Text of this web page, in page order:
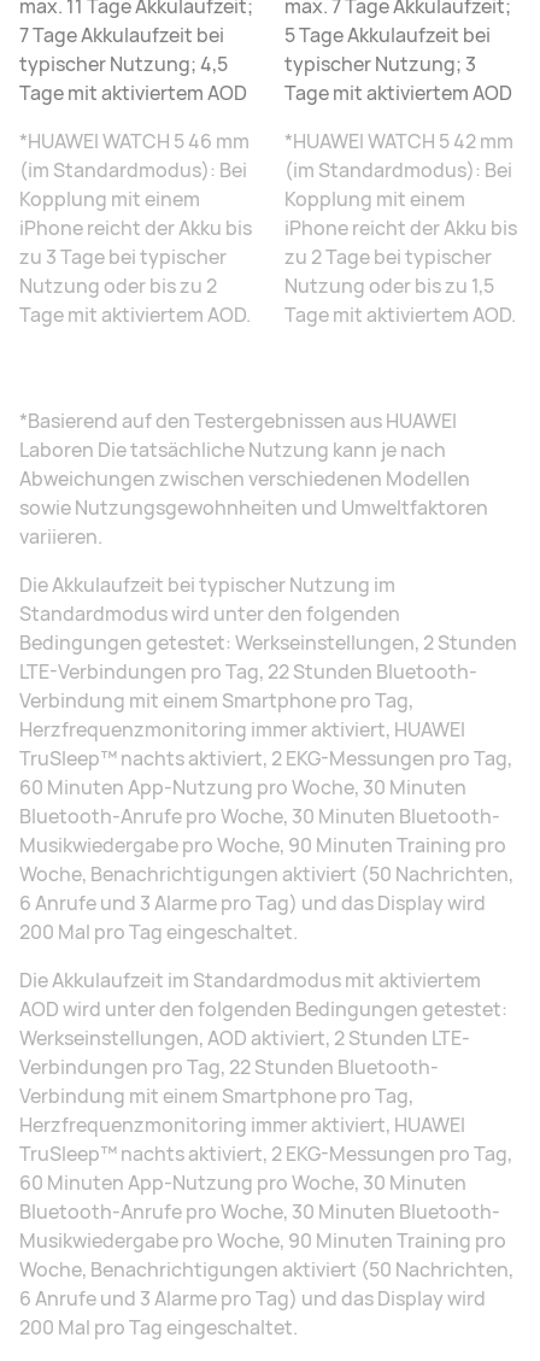
max. 11 Tage Akkulaufzeit;
7 Tage Akkulaufzeit bei
typischer Nutzung; 4,5
Tage mit aktiviertem AOD
*HUAWEI WATCH 5 46 mm
(im Standardmodus): Bei
Kopplung mit einem
iPhone reicht der Akku bis
zu 3 Tage bei typischer
Nutzung oder bis zu 2
Tage mit aktiviertem AOD.
max. 7 Tage Akkulaufzeit;
5 Tage Akkulaufzeit bei
typischer Nutzung; 3
Tage mit aktiviertem AOD
*HUAWEI WATCH 5 42 mm
(im Standardmodus): Bei
Kopplung mit einem
iPhone reicht der Akku bis
zu 2 Tage bei typischer
Nutzung oder bis zu 1,5
Tage mit aktiviertem AOD.
*Basierend auf den Testergebnissen aus HUAWEI
Laboren Die tatsächliche Nutzung kann je nach
Abweichungen zwischen verschiedenen Modellen
sowie Nutzungsgewohnheiten und Umweltfaktoren
variieren.
Die Akkulaufzeit bei typischer Nutzung im
Standardmodus wird unter den folgenden
Bedingungen getestet: Werkseinstellungen, 2 Stunden
LTE-Verbindungen pro Tag, 22 Stunden Bluetooth-
Verbindung mit einem Smartphone pro Tag,
Herzfrequenzmonitoring immer aktiviert, HUAWEI
TruSleep™ nachts aktiviert, 2 EKG-Messungen pro Tag,
60 Minuten App-Nutzung pro Woche, 30 Minuten
Bluetooth-Anrufe pro Woche, 30 Minuten Bluetooth-
Musikwiedergabe pro Woche, 90 Minuten Training pro
Woche, Benachrichtigungen aktiviert (50 Nachrichten,
6 Anrufe und 3 Alarme pro Tag) und das Display wird
200 Mal pro Tag eingeschaltet.
Die Akkulaufzeit im Standardmodus mit aktiviertem
AOD wird unter den folgenden Bedingungen getestet:
Werkseinstellungen, AOD aktiviert, 2 Stunden LTE-
Verbindungen pro Tag, 22 Stunden Bluetooth-
Verbindung mit einem Smartphone pro Tag,
Herzfrequenzmonitoring immer aktiviert, HUAWEI
TruSleep™ nachts aktiviert, 2 EKG-Messungen pro Tag,
60 Minuten App-Nutzung pro Woche, 30 Minuten
Bluetooth-Anrufe pro Woche, 30 Minuten Bluetooth-
Musikwiedergabe pro Woche, 90 Minuten Training pro
Woche, Benachrichtigungen aktiviert (50 Nachrichten,
6 Anrufe und 3 Alarme pro Tag) und das Display wird
200 Mal pro Tag eingeschaltet.